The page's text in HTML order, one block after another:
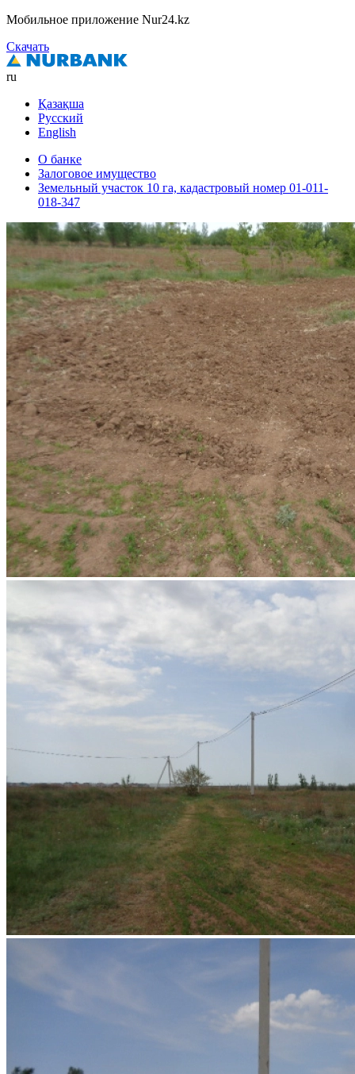
Мобильное приложение Nur24.kz
Скачать
ru
Қазақша
Русский
English
О банке
Залоговое имущество
Земельный участок 10 га, кадастровый номер 01-011-
018-347